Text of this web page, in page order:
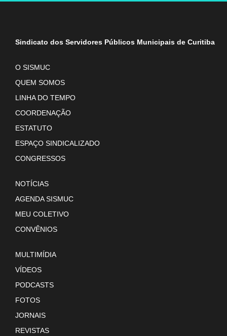
Sindicato dos Servidores Públicos Municipais de Curitiba
O SISMUC
QUEM SOMOS
LINHA DO TEMPO
COORDENAÇÃO
ESTATUTO
ESPAÇO SINDICALIZADO
CONGRESSOS
NOTÍCIAS
AGENDA SISMUC
MEU COLETIVO
CONVÊNIOS
MULTIMÍDIA
VÍDEOS
PODCASTS
FOTOS
JORNAIS
REVISTAS